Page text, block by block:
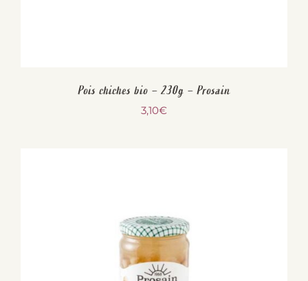
Pois chiches bio – 230g – Prosain
3,10€